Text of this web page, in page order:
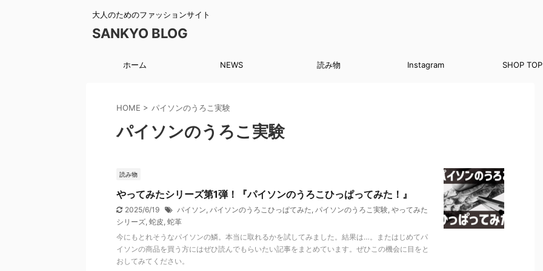
大人のためのファッションサイト
SANKYO BLOG
ホーム NEWS 読み物 Instagram SHOP TOP
HOME > パイソンのうろこ実験
パイソンのうろこ実験
読み物
やってみたシリーズ第1弾！『パイソンのうろこひっぱってみた！』
2025/6/19 パイソン, パイソンのうろこひっぱてみた, パイソンのうろこ実験, やってみた
シリーズ, 蛇皮, 蛇革
今にもとれそうなパイソンの鱗。本当に取れるかを試してみました。結果は…。またはじめてパ
イソンの商品を買う方にはぜひ読んでもらいたい記事をまとめています。ぜひこの機会に目をと
おしてみてください。